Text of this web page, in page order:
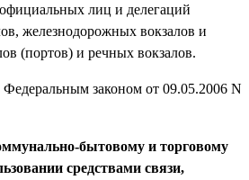
лиц и делегаций
железнодорожных вокзалов и
(портов) и речных вокзалов.
Федеральным законом от 09.05.2006 N
бытовому и торговому
средствами связи,